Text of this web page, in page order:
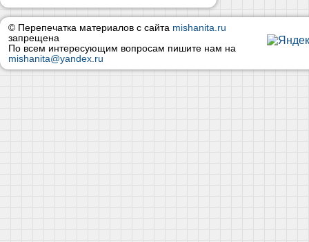
© Перепечатка материалов с сайта mishanita.ru
запрещена
По всем интересующим вопросам пишите нам на
mishanita@yandex.ru